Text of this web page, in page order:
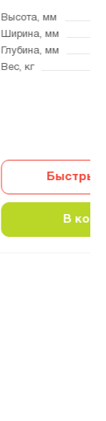
Высота, мм
Ширина, мм
Глубина, мм
Вес, кг
Быстрый
В